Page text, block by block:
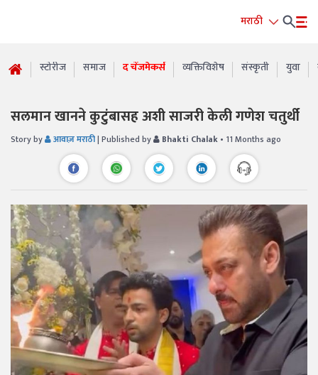
मराठी
स्टोरीज समाज द चेंजमेकर्स व्यक्तिविशेष संस्कृती युवा
सलमान खानने कुटुंबासह अशी साजरी केली गणेश चतुर्थी
Story by आवाज़ मराठी| Published by Bhakti Chalak • 11 Months ago